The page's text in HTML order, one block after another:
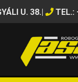
U. 38.| TEL.: